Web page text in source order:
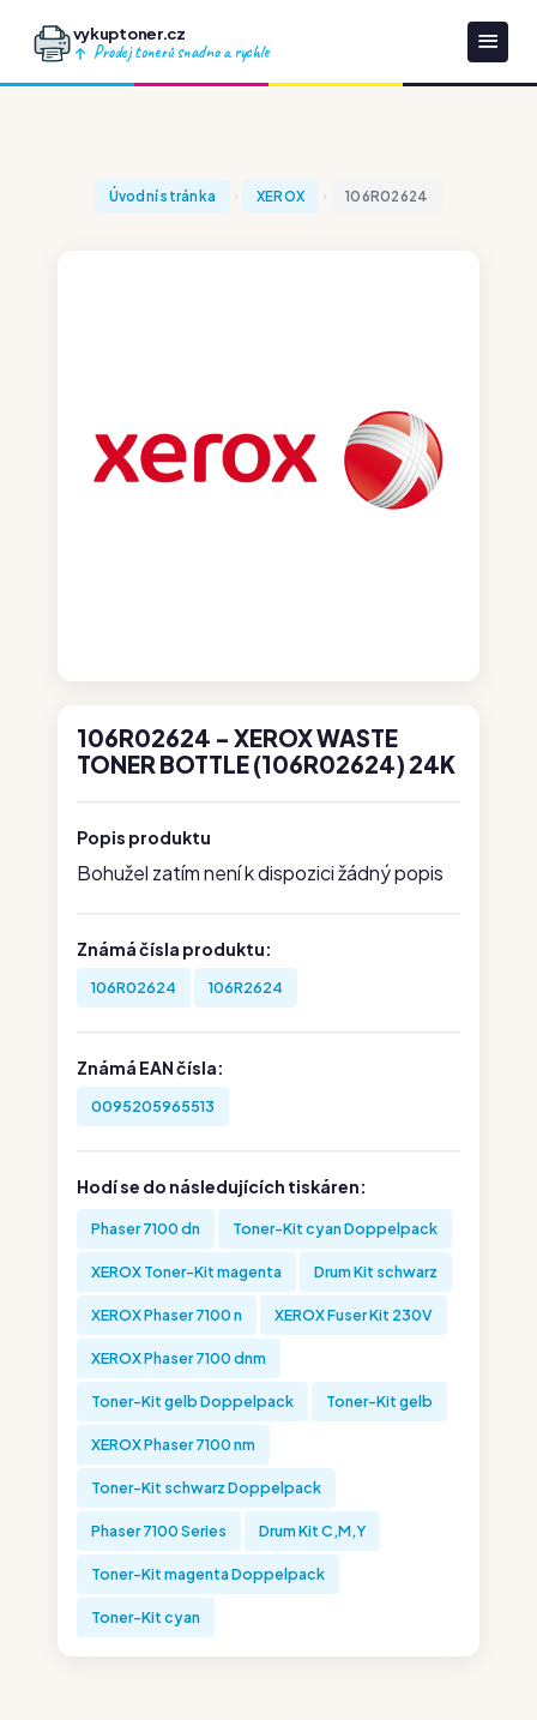
vykuptoner.cz
Prodej tonerů snadno a rychle
Úvodní stránka XEROX 106R02624
106R02624 - XEROX WASTE
TONER BOTTLE (106R02624) 24K
Popis produktu
Bohužel zatím není k dispozici žádný popis
Známá čísla produktu:
106R02624 106R2624
Známá EAN čísla:
0095205965513
Hodí se do následujících tiskáren:
Phaser 7100 dn Toner-Kit cyan Doppelpack
XEROX Toner-Kit magenta Drum Kit schwarz
XEROX Phaser 7100 n XEROX Fuser Kit 230V
XEROX Phaser 7100 dnm
Toner-Kit gelb Doppelpack Toner-Kit gelb
XEROX Phaser 7100 nm
Toner-Kit schwarz Doppelpack
Phaser 7100 Series Drum Kit C,M,Y
Toner-Kit magenta Doppelpack
Toner-Kit cyan